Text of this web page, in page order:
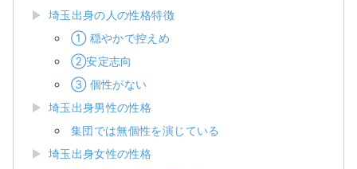
埼玉出身の人の性格特徴
① 穏やかで控えめ
②安定志向
③ 個性がない
埼玉出身男性の性格
集団では無個性を演じている
埼玉出身女性の性格